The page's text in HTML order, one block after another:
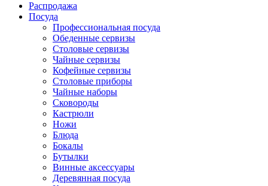
Распродажа
Посуда
Профессиональная посуда
Обеденные сервизы
Столовые сервизы
Чайные сервизы
Кофейные сервизы
Столовые приборы
Чайные наборы
Сковороды
Кастрюли
Ножи
Блюда
Бокалы
Бутылки
Винные аксессуары
Деревянная посуда